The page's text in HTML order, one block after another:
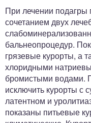
При лечении подагры
сочетанием двух
бальнеопроцедур.
грязевые курорты, а
хлоридными
бромистыми водами.
исключить курорты
латентном и
показаны питьевые